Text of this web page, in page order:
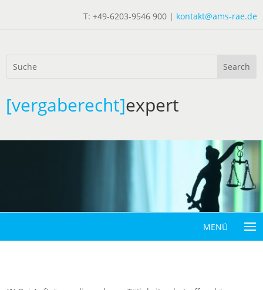
T: +49-6203-9546 900 | kontakt@ams-rae.de
[vergaberecht]expert